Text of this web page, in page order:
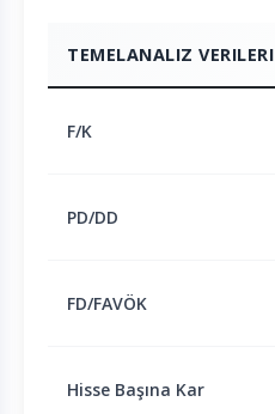
TEMELANALIZ VERILERI
F/K
PD/DD
FD/FAVÖK
Hisse Başına Kar